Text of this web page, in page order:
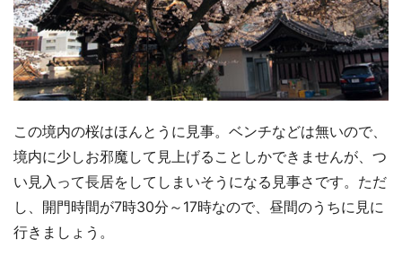
この境内の桜はほんとうに見事。ベンチなどは無いので、
境内に少しお邪魔して見上げることしかできませんが、つ
い見入って長居をしてしまいそうになる見事さです。ただ
し、開門時間が7時30分～17時なので、昼間のうちに見に
行きましょう。